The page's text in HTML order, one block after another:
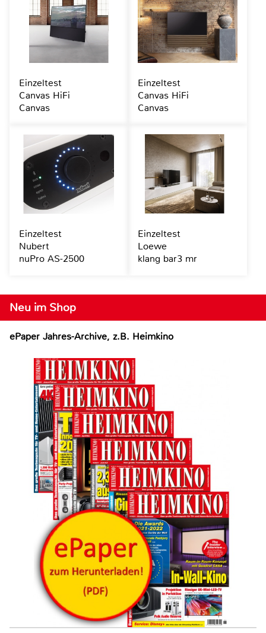
Neu im Shop
ePaper Jahres-Archive, z.B. Heimkino
Einzeltest
Canvas HiFi
Canvas
Einzeltest
Canvas HiFi
Canvas
Einzeltest
Nubert
nuPro AS-2500
Einzeltest
Loewe
klang bar3 mr